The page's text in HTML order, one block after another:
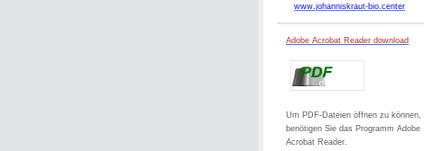
www.johanniskraut-bio.center
Adobe Acrobat Reader download
Um PDF-Dateien öffnen zu können,
benötigen Sie das Programm Adobe
Acrobat Reader.